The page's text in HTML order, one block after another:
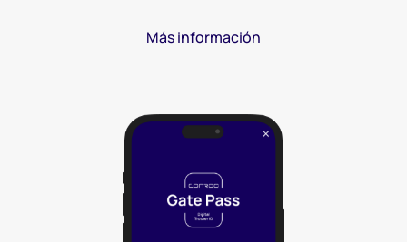
Más información